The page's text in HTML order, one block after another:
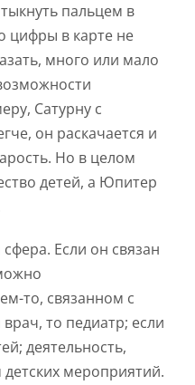
пальцем в
цифры в карте не
много или мало
Сатурну с
он раскачается и
Но в целом
детей, а Юпитер
Если он связан
то, связанном с
то педиатр; если
деятельность,
мероприятий.